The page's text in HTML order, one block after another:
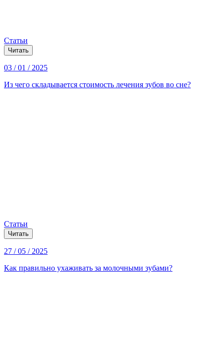
Статьи
Читать
03 / 01 / 2025
Из чего складывается стоимость лечения зубов во сне?
Статьи
Читать
27 / 05 / 2025
Как правильно ухаживать за молочными зубами?